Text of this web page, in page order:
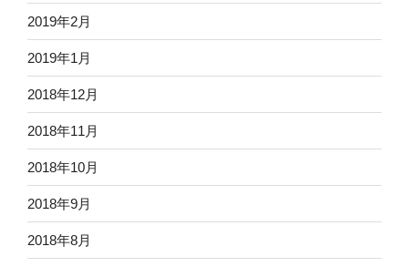
2019年2月
2019年1月
2018年12月
2018年11月
2018年10月
2018年9月
2018年8月